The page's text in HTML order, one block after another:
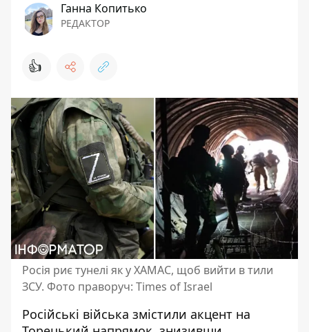
Ганна Копитько
РЕДАКТОР
👍
Росія риє тунелі як у ХАМАС, щоб вийти в тили
ЗСУ. Фото праворуч: Times of Israel
Російські війська змістили акцент на